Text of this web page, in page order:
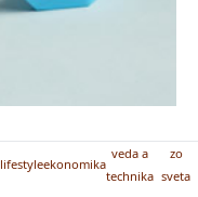
lifestyleekonomika
veda a
technika
zo
sveta